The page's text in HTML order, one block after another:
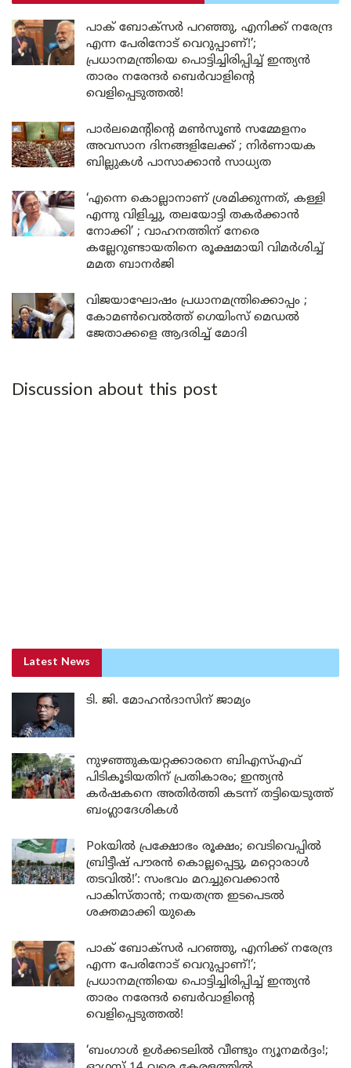
പാക് ബോക്സർ പറഞ്ഞു, എനിക്ക് നരേന്ദ്ര
എന്ന പേരിനോട് വെറുപ്പാണ്!’;
പ്രധാനമന്ത്രിയെ പൊട്ടിച്ചിരിപ്പിച്ച് ഇന്ത്യൻ
താരം നരേന്ദർ ബെർവാളിന്റെ
വെളിപ്പെടുത്തൽ!
പാർലമെന്റിന്റെ മൺസൂൺ സമ്മേളനം
അവസാന ദിനങ്ങളിലേക്ക് ; നിർണായക
ബില്ലുകൾ പാസാക്കാൻ സാധ്യത
‘എന്നെ കൊല്ലാനാണ് ശ്രമിക്കുന്നത്, കള്ളി
എന്നു വിളിച്ചു, തലയോട്ടി തകർക്കാൻ
നോക്കി’ ; വാഹനത്തിന് നേരെ
കല്ലേറുണ്ടായതിനെ രൂക്ഷമായി വിമർശിച്ച്
മമത ബാനർജി
വിജയാഘോഷം പ്രധാനമന്ത്രിക്കൊപ്പം ;
കോമൺവെൽത്ത് ഗെയിംസ് മെഡൽ
ജേതാക്കളെ ആദരിച്ച് മോദി
Discussion about this post
Latest News
ടി. ജി. മോഹൻദാസിന് ജാമ്യം
നുഴഞ്ഞുകയറ്റക്കാരനെ ബിഎസ്എഫ്
പിടികൂടിയതിന് പ്രതികാരം; ഇന്ത്യൻ
കർഷകനെ അതിർത്തി കടന്ന് തട്ടിയെടുത്ത്
ബംഗ്ലാദേശികൾ
Pokയിൽ പ്രക്ഷോഭം രൂക്ഷം; വെടിവെപ്പിൽ
ബ്രിട്ടീഷ് പൗരൻ കൊല്ലപ്പെട്ടു, മറ്റൊരാൾ
തടവിൽ!’: സംഭവം മറച്ചുവെക്കാൻ
പാകിസ്താൻ; നയതന്ത്ര ഇടപെടൽ
ശക്തമാക്കി യുകെ
പാക് ബോക്സർ പറഞ്ഞു, എനിക്ക് നരേന്ദ്ര
എന്ന പേരിനോട് വെറുപ്പാണ്!’;
പ്രധാനമന്ത്രിയെ പൊട്ടിച്ചിരിപ്പിച്ച് ഇന്ത്യൻ
താരം നരേന്ദർ ബെർവാളിന്റെ
വെളിപ്പെടുത്തൽ!
‘ബംഗാൾ ഉൾക്കടലിൽ വീണ്ടും ന്യൂനമർദ്ദം!;